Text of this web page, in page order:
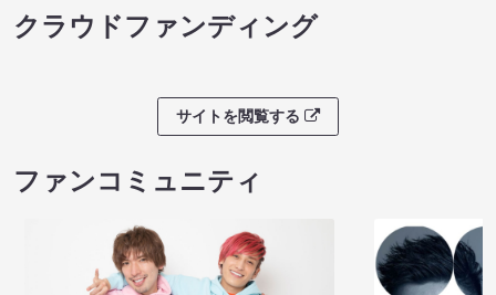
クラウドファンディング
サイトを閲覧する
ファンコミュニティ